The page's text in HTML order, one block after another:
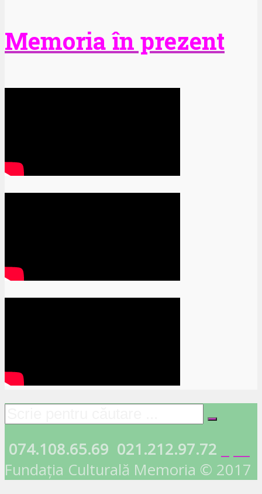
Memoria în prezent
074.108.65.69 021.212.97.72
Fundația Culturală Memoria © 2017